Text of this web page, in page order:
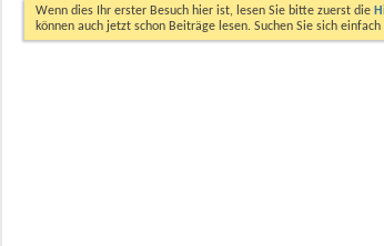
Wenn dies Ihr erster Besuch hier ist, lesen Sie bitte zuerst die
können auch jetzt schon Beiträge lesen. Suchen Sie sich